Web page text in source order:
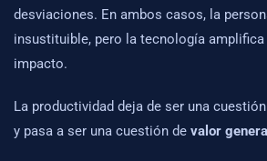
desviaciones. En ambos casos, la
insustituible, pero la tecnología amplifica
impacto.
La productividad deja de ser una
y pasa a ser una cuestión de valor